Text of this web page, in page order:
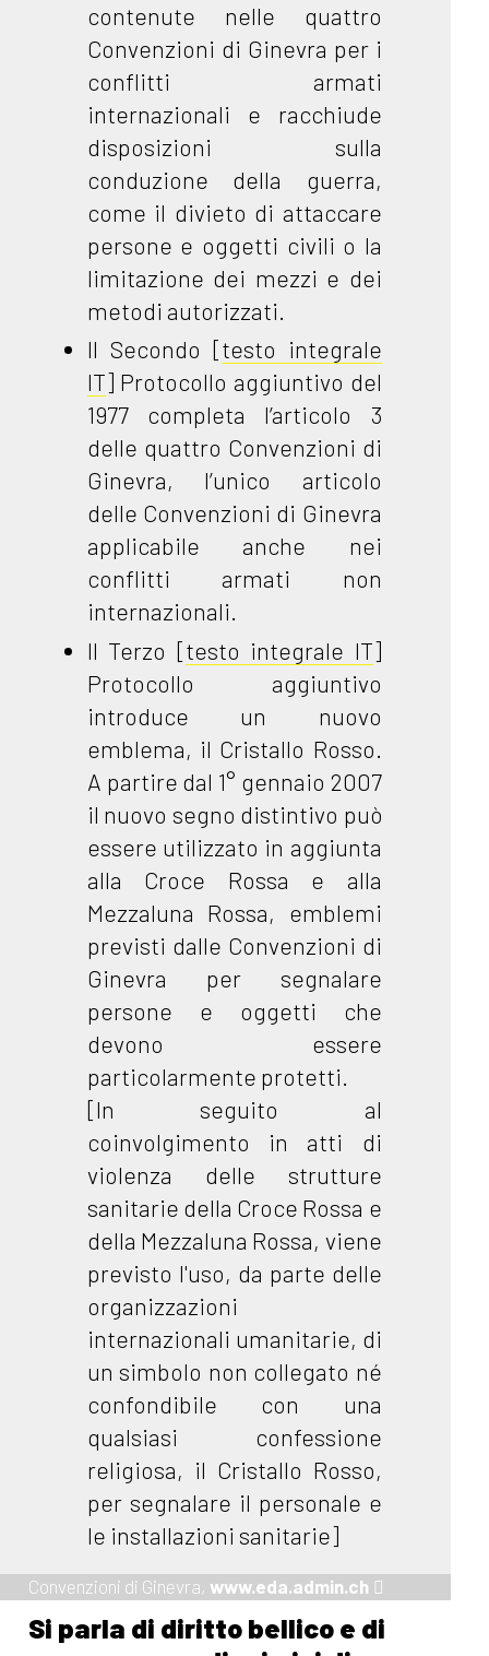
contenute nelle quattro
Convenzioni di Ginevra per i
conflitti armati
internazionali e racchiude
disposizioni sulla
conduzione della guerra,
come il divieto di attaccare
persone e oggetti civili o la
limitazione dei mezzi e dei
metodi autorizzati.
Il Secondo [testo integrale
IT] Protocollo aggiuntivo del
1977 completa l’articolo 3
delle quattro Convenzioni di
Ginevra, l’unico articolo
delle Convenzioni di Ginevra
applicabile anche nei
conflitti armati non
internazionali.
Il Terzo [testo integrale IT]
Protocollo aggiuntivo
introduce un nuovo
emblema, il Cristallo Rosso.
A partire dal 1° gennaio 2007
il nuovo segno distintivo può
essere utilizzato in aggiunta
alla Croce Rossa e alla
Mezzaluna Rossa, emblemi
previsti dalle Convenzioni di
Ginevra per segnalare
persone e oggetti che
devono essere
particolarmente protetti.
[In seguito al
coinvolgimento in atti di
violenza delle strutture
sanitarie della Croce Rossa e
della Mezzaluna Rossa, viene
previsto l'uso, da parte delle
organizzazioni
internazionali umanitarie, di
un simbolo non collegato né
confondibile con una
qualsiasi confessione
religiosa, il Cristallo Rosso,
per segnalare il personale e
le installazioni sanitarie]
Convenzioni di Ginevra,www.eda.admin.ch
Si parla di diritto bellico e di